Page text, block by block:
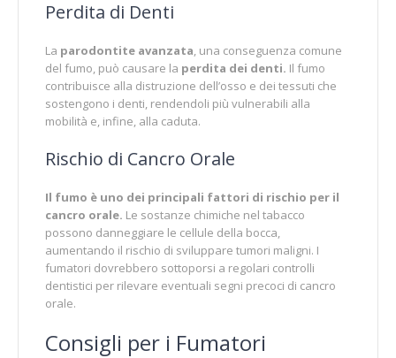
Perdita di Denti
La parodontite avanzata, una conseguenza comune
del fumo, può causare la perdita dei denti. Il fumo
contribuisce alla distruzione dell’osso e dei tessuti che
sostengono i denti, rendendoli più vulnerabili alla
mobilità e, infine, alla caduta.
Rischio di Cancro Orale
Il fumo è uno dei principali fattori di rischio per il
cancro orale. Le sostanze chimiche nel tabacco
possono danneggiare le cellule della bocca,
aumentando il rischio di sviluppare tumori maligni. I
fumatori dovrebbero sottoporsi a regolari controlli
dentistici per rilevare eventuali segni precoci di cancro
orale.
Consigli per i Fumatori